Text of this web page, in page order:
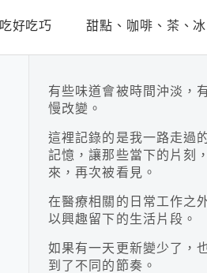
吃好吃巧 甜點、咖啡、茶、
有些味道會被時間沖淡，
慢改變。
這裡記錄的是我一路走過
記憶，讓那些當下的片刻
來，再次被看見。
在醫療相關的日常工作之
以興趣留下的生活片段。
如果有一天更新變少了，
到了不同的節奏。